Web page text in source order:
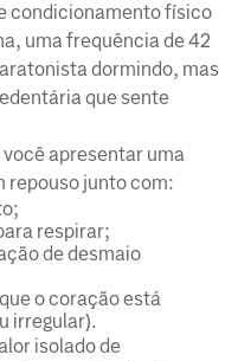
condicionamento físico
uma frequência de 42
dormindo, mas
que sente
apresentar uma
repouso junto com:
respirar;
de desmaio
o coração está
irregular).
isolado de